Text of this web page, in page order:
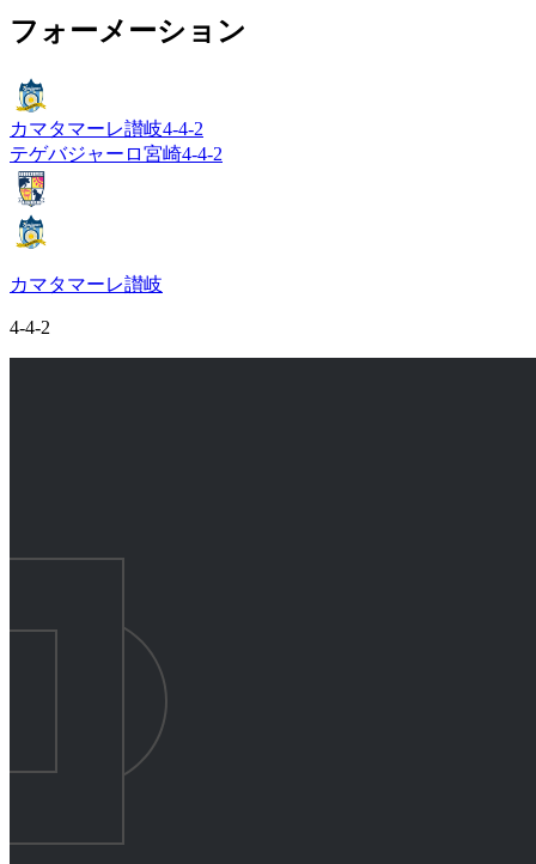
フォーメーション
カマタマーレ讃岐4-4-2
テゲバジャーロ宮崎4-4-2
カマタマーレ讃岐
4-4-2